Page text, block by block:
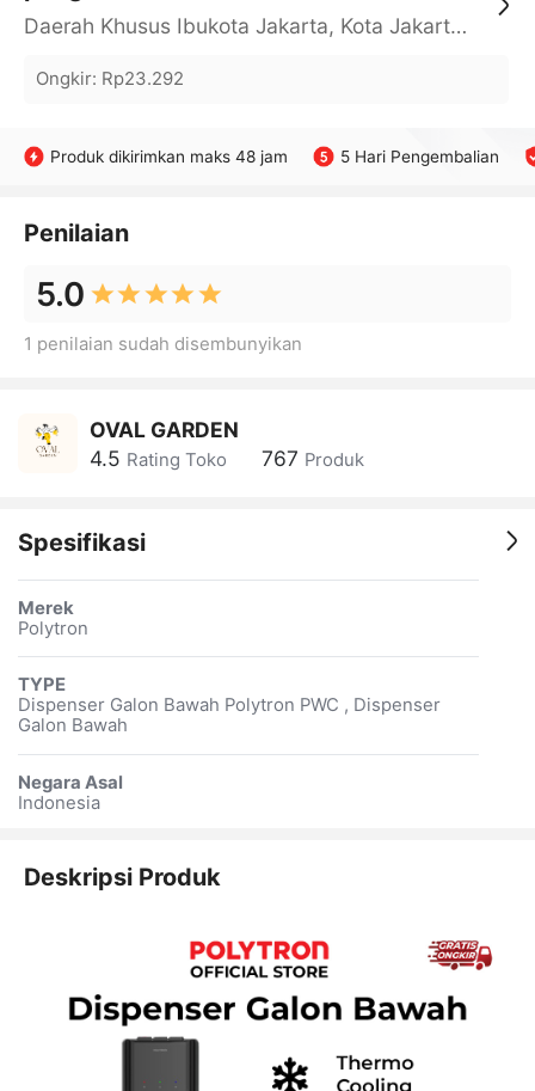
Daerah Khusus Ibukota Jakarta, Kota Jakarta Barat, Cengkareng, yy
Ongkir: Rp23.292
Produk dikirimkan maks 48 jam 5 Hari Pengembalian
Penilaian
5.0
1 penilaian sudah disembunyikan
OVAL GARDEN
4.5 Rating Toko 767 Produk
Spesifikasi
Merek
Polytron
TYPE
Dispenser Galon Bawah Polytron PWC , Dispenser
Galon Bawah
Negara Asal
Indonesia
Deskripsi Produk